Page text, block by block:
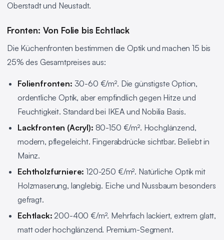
Oberstadt und Neustadt.
Fronten: Von Folie bis Echtlack
Die Küchenfronten bestimmen die Optik und machen 15 bis
25% des Gesamtpreises aus:
Folienfronten: 30-60 €/m². Die günstigste Option,
ordentliche Optik, aber empfindlich gegen Hitze und
Feuchtigkeit. Standard bei IKEA und Nobilia Basis.
Lackfronten (Acryl): 80-150 €/m². Hochglänzend,
modern, pflegeleicht. Fingerabdrücke sichtbar. Beliebt in
Mainz.
Echtholzfurniere: 120-250 €/m². Natürliche Optik mit
Holzmaserung, langlebig. Eiche und Nussbaum besonders
gefragt.
Echtlack: 200-400 €/m². Mehrfach lackiert, extrem glatt,
matt oder hochglänzend. Premium-Segment.